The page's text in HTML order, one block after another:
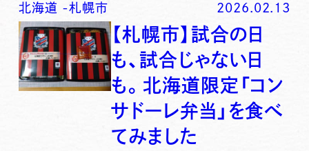
北海道 -札幌市 2026.02.13
【札幌市】試合の日
も、試合じゃない日
も。北海道限定「コン
サドーレ弁当」を食べ
てみました